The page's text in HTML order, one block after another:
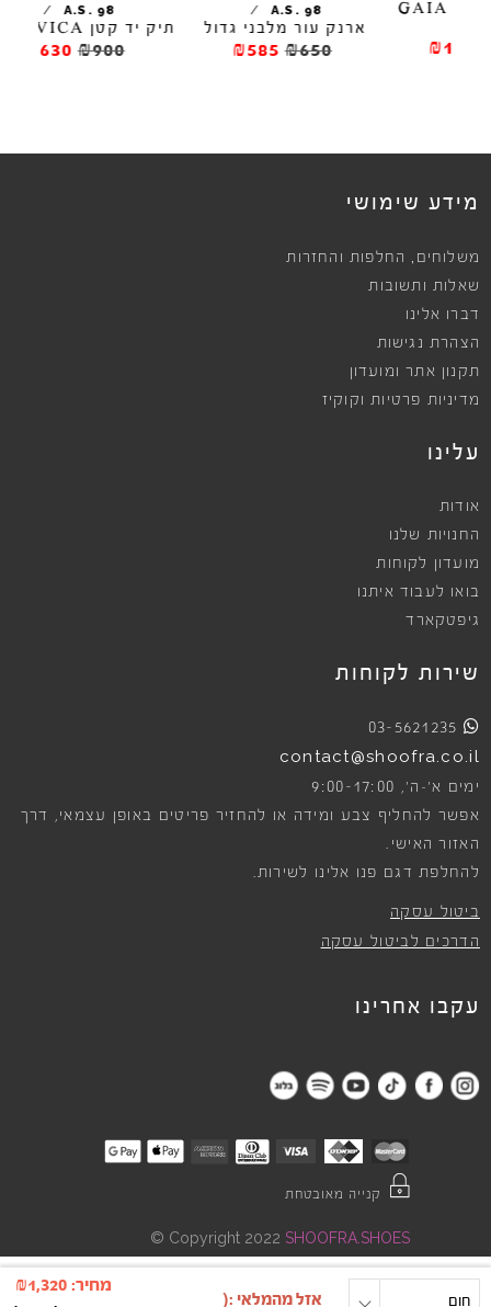
חום one size
מחיר: ₪1,320
/
ארנק עור מלבני גדול
₪585
/
תיק יד קטן LUDOVICA
₪630
מידע שימושי
משלוחים , החלפות והחזרות
שאלות ותשובות
דברו אלינו
הצהרת נגישות
תקנון אתר ומועדון
מדיניות פרטיות וקוקיז
עלינו
אודות
החנויות שלנו
מועדון לקוחות
בואו לעבוד איתנו
גיפטקארד
שירות לקוחות
03-5621235
contact@shoofra.co.il
ימים א׳-ה׳, 9:00-17:00
אפשר להחליף צבע ומידה או להחזיר פריטים באופן עצמאי, דרך
האזור האישי.
להחלפת דגם פנו אלינו לשירות.
ביטול עסקה
הדרכים לביטול עסקה
עקבו אחרינו
קנייה מאובטחת
Copyright 2022 SHOOFRA.SHOES
©